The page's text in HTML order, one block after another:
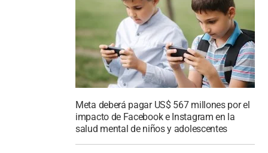
Meta deberá pagar US$ 567 millones por el
impacto de Facebook e Instagram en la
salud mental de niños y adolescentes